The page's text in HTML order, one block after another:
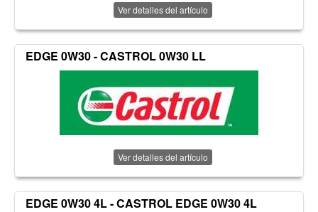
Ver detalles del artículo
EDGE 0W30 - CASTROL 0W30 LL
Ver detalles del artículo
EDGE 0W30 4L - CASTROL EDGE 0W30 4L